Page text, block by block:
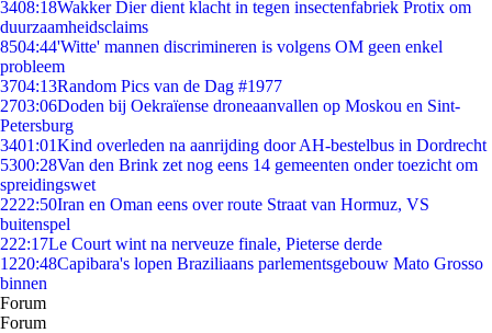
3408:18Wakker Dier dient klacht in tegen insectenfabriek Protix om
duurzaamheidsclaims
8504:44'Witte' mannen discrimineren is volgens OM geen enkel
probleem
3704:13Random Pics van de Dag #1977
2703:06Doden bij Oekraïense droneaanvallen op Moskou en Sint-
Petersburg
3401:01Kind overleden na aanrijding door AH-bestelbus in Dordrecht
5300:28Van den Brink zet nog eens 14 gemeenten onder toezicht om
spreidingswet
2222:50Iran en Oman eens over route Straat van Hormuz, VS
buitenspel
222:17Le Court wint na nerveuze finale, Pieterse derde
1220:48Capibara's lopen Braziliaans parlementsgebouw Mato Grosso
binnen
Forum
Forum